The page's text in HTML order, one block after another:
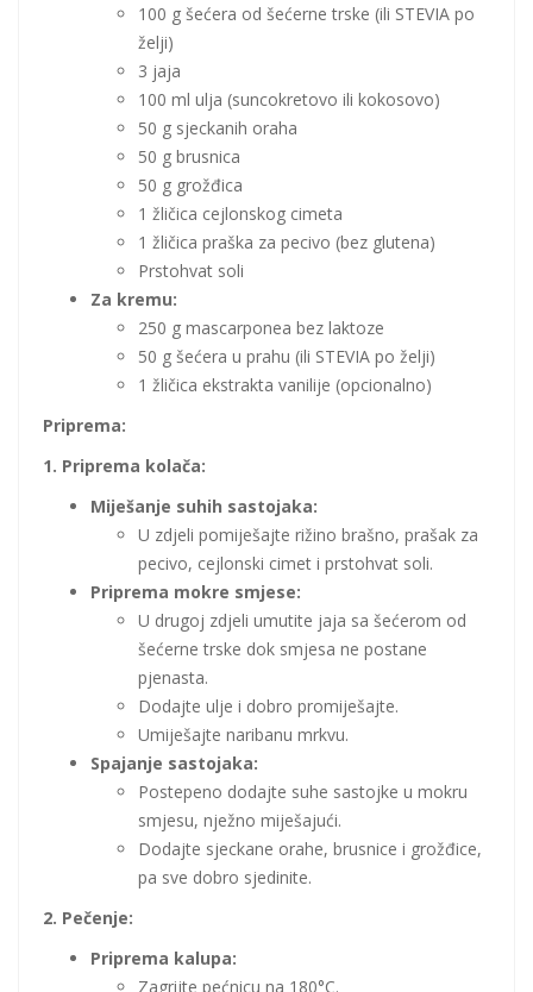
100 g šećera od šećerne trske (ili STEVIA po
želji)
3 jaja
100 ml ulja (suncokretovo ili kokosovo)
50 g sjeckanih oraha
50 g brusnica
50 g grožđica
1 žličica cejlonskog cimeta
1 žličica praška za pecivo (bez glutena)
Prstohvat soli
Za kremu:
250 g mascarponea bez laktoze
50 g šećera u prahu (ili STEVIA po želji)
1 žličica ekstrakta vanilije (opcionalno)
Priprema:
1. Priprema kolača:
Miješanje suhih sastojaka:
U zdjeli pomiješajte rižino brašno, prašak za
pecivo, cejlonski cimet i prstohvat soli.
Priprema mokre smjese:
U drugoj zdjeli umutite jaja sa šećerom od
šećerne trske dok smjesa ne postane
pjenasta.
Dodajte ulje i dobro promiješajte.
Umiješajte naribanu mrkvu.
Spajanje sastojaka:
Postepeno dodajte suhe sastojke u mokru
smjesu, nježno miješajući.
Dodajte sjeckane orahe, brusnice i grožđice,
pa sve dobro sjedinite.
2. Pečenje:
Priprema kalupa:
Zagrijte pećnicu na 180°C.